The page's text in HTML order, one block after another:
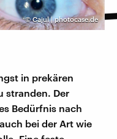
©Cajul | photocase.de
in prekären
stranden. Der
Bedürfnis nach
bei der Art wie